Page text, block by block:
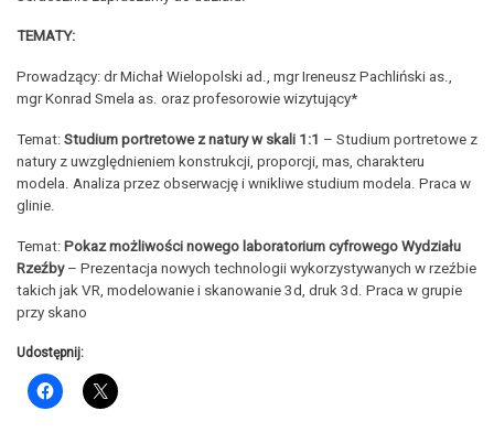
TEMATY:
Prowadzący: dr Michał Wielopolski ad., mgr Ireneusz Pachliński as.,
mgr Konrad Smela as. oraz profesorowie wizytujący*
Temat: Studium portretowe z natury w skali 1:1 – Studium portretowe z
natury z uwzględnieniem konstrukcji, proporcji, mas, charakteru
modela. Analiza przez obserwację i wnikliwe studium modela. Praca w
glinie.
Temat: Pokaz możliwości nowego laboratorium cyfrowego Wydziału
Rzeźby– Prezentacja nowych technologii wykorzystywanych w rzeźbie
takich jak VR, modelowanie i skanowanie 3d, druk 3d. Praca w grupie
przy skano
Udostępnij: